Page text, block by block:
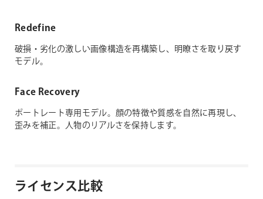
Redefine
破損・劣化の激しい画像構造を再構築し、明瞭さを取り戻す
モデル。
Face Recovery
ポートレート専用モデル。顔の特徴や質感を自然に再現し、
歪みを補正。人物のリアルさを保持します。
ライセンス比較